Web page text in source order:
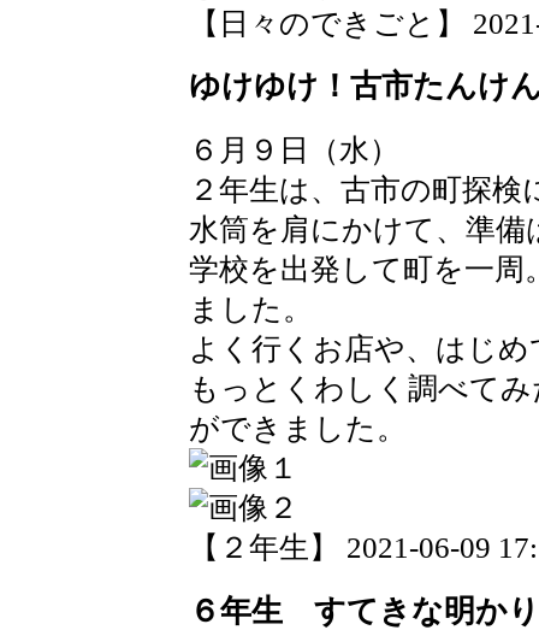
【日々のできごと】
ゆけゆけ！古市たんけ
６月９日（水）
２年生は、古市の町探
水筒を肩にかけて、準備
学校を出発して町を一
ました。
よく行くお店や、はじめ
もっとくわしく調べて
ができました。
【２年生】 2021-06-09
６年生 すてきな明かり